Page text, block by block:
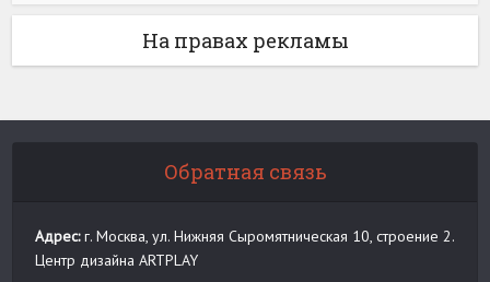
На правах рекламы
Обратная связь
Адрес:г. Москва, ул. Нижняя Сыромятническая 10, строение 2.
Центр дизайна ARTPLAY